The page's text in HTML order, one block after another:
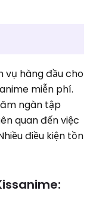
vụ hàng đầu cho
miễn phí.
ngàn tập
quan đến việc
điều kiện tồn